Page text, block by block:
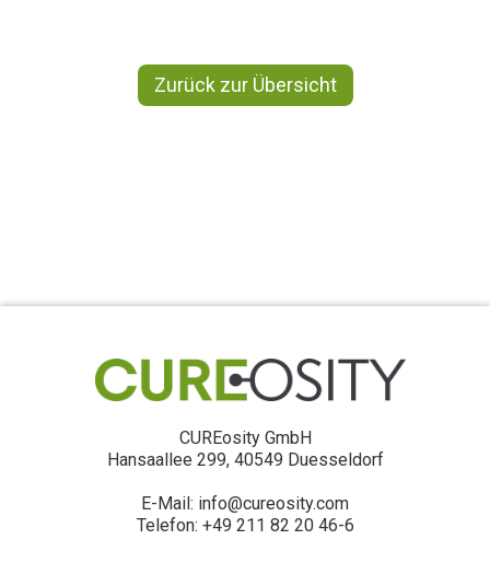
Zurück zur Übersicht
CUREosity GmbH
Hansaallee 299, 40549 Duesseldorf
E-Mail: info@cureosity.com
‍Telefon: +49 211 82 20 46-6